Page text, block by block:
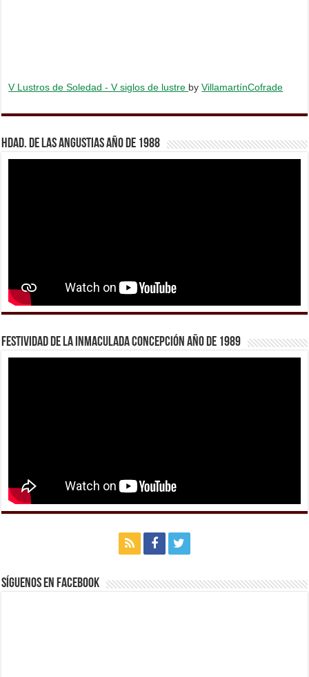
V Lustros de Soledad - V siglos de lustre byVillamartínCofrade
Hdad. de Las Angustias año de 1988
Festividad de la Inmaculada Concepción año de 1989
Síguenos en Facebook